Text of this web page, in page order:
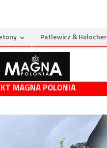
Patlewicz & Holocher
MAGNA POLONIA